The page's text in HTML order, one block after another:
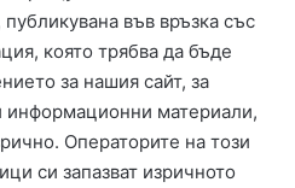
във връзка със
която трябва да бъде
за нашия сайт, за
материали,
Операторите на този
си запазват изричното